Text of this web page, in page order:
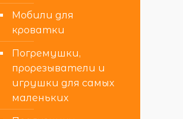
Мобили для
кроватки
Погремушки,
прорезыватели и
игрушки для самых
маленьких